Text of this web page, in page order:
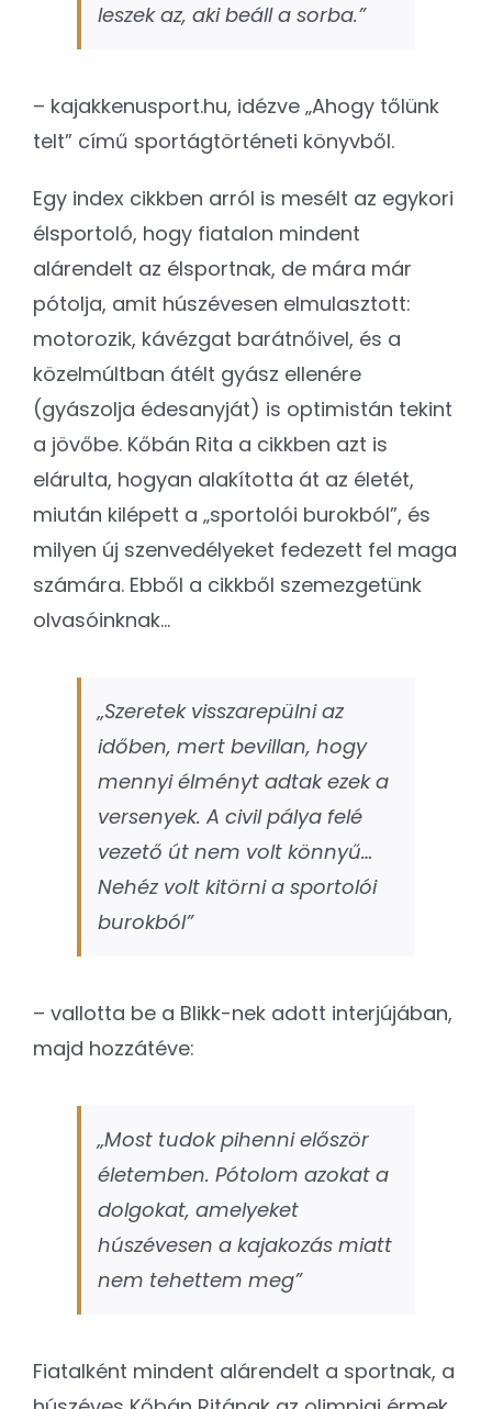
leszek az, aki beáll a sorba.”
– kajakkenusport.hu, idézve „Ahogy tőlünk
telt” című sportágtörténeti könyvből.
Egy index cikkben arról is mesélt az egykori
élsportoló, hogy fiatalon mindent
alárendelt az élsportnak, de mára már
pótolja, amit húszévesen elmulasztott:
motorozik, kávézgat barátnőivel, és a
közelmúltban átélt gyász ellenére
(gyászolja édesanyját) is optimistán tekint
a jövőbe. Kőbán Rita a cikkben azt is
elárulta, hogyan alakította át az életét,
miután kilépett a „sportolói burokból”, és
milyen új szenvedélyeket fedezett fel maga
számára. Ebből a cikkből szemezgetünk
olvasóinknak…
„Szeretek visszarepülni az
időben, mert bevillan, hogy
mennyi élményt adtak ezek a
versenyek. A civil pálya felé
vezető út nem volt könnyű…
Nehéz volt kitörni a sportolói
burokból”
– vallotta be a Blikk-nek adott interjújában,
majd hozzátéve:
„Most tudok pihenni először
életemben. Pótolom azokat a
dolgokat, amelyeket
húszévesen a kajakozás miatt
nem tehettem meg”
Fiatalként mindent alárendelt a sportnak, a